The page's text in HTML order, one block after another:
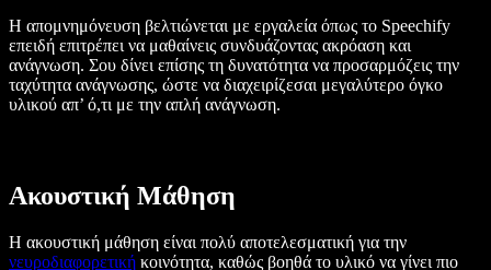
Η απομνημόνευση βελτιώνεται με εργαλεία όπως το Speechify
επειδή επιτρέπει να μαθαίνεις συνδυάζοντας ακρόαση και
ανάγνωση. Σου δίνει επίσης τη δυνατότητα να προσαρμόζεις την
ταχύτητα ανάγνωσης, ώστε να διαχειρίζεσαι μεγαλύτερο όγκο
υλικού απ’ ό,τι με την απλή ανάγνωση.
Ακουστική Μάθηση
Η ακουστική μάθηση είναι πολύ αποτελεσματική για την
νευροδιαφορετική κοινότητα, καθώς βοηθά το υλικό να γίνει πιο